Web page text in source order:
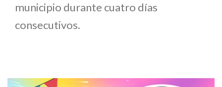
municipio durante cuatro días
consecutivos.